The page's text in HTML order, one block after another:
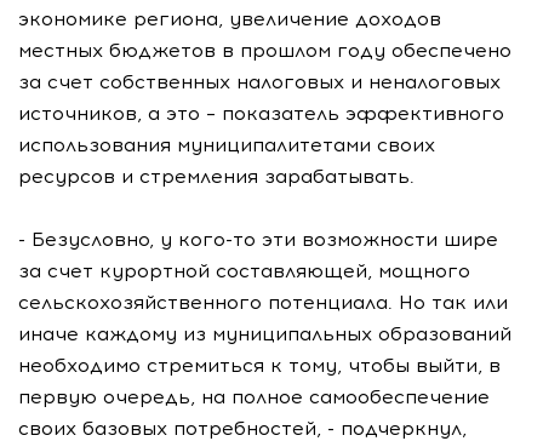
экономике региона, увеличение доходов
местных бюджетов в прошлом году обеспечено
за счет собственных налоговых и неналоговых
источников, а это – показатель эффективного
использования муниципалитетами своих
ресурсов и стремления зарабатывать.
- Безусловно, у кого-то эти возможности шире
за счет курортной составляющей, мощного
сельскохозяйственного потенциала. Но так или
иначе каждому из муниципальных образований
необходимо стремиться к тому, чтобы выйти, в
первую очередь, на полное самообеспечение
своих базовых потребностей, - подчеркнул,